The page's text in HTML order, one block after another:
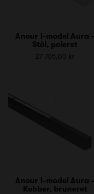
Anour I-model Aura -
Stål, poleret
27 705,00 kr
Anour I-model Aura -
Kobber, bruneret